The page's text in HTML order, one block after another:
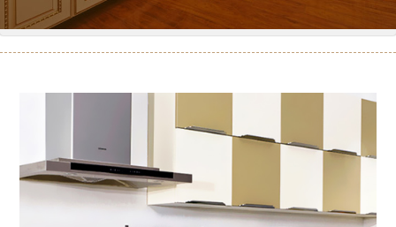
橱柜-13